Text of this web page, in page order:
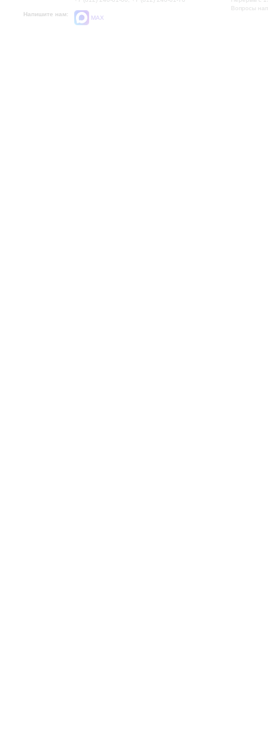
Напишите нам:
MAX
Вопросы